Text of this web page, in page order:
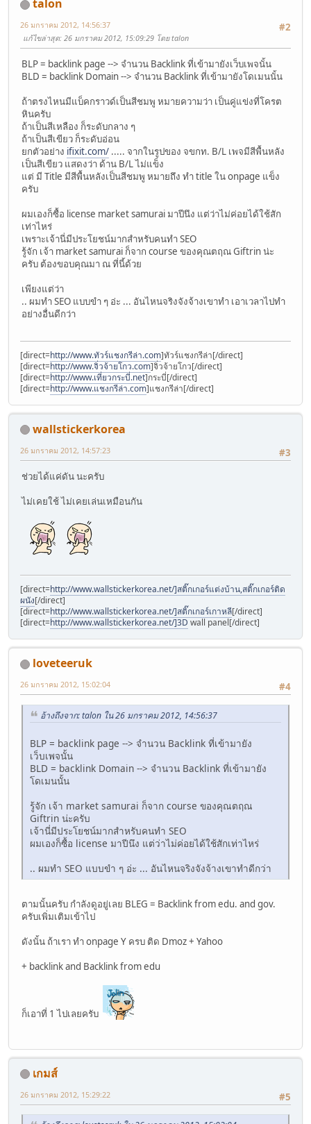
talon
#2
26 มกราคม 2012, 14:56:37
แก้ไขล่าสุด: 26 มกราคม 2012, 15:09:29 โดย talon
BLP = backlink page --> จำนวน Backlink ที่เข้ามายังเว็บเพจนั้น
BLD = backlink Domain --> จำนวน Backlink ที่เข้ามายังโดเมนนั้น
ถ้าตรงไหนมีแบ็คกราวด์เป็นสีชมพู หมายความว่า เป็นคู่แข่งที่โครต
หินครับ
ถ้าเป็นสีเหลือง ก็ระดับกลาง ๆ
ถ้าเป็นสีเขียว ก็ระดับอ่อน
ยกตัวอย่าง ifixit.com/ ..... จากในรูปของ จขกท. B/L เพจมีสีพื้นหลัง
เป็นสีเขียว แสดงว่า ด้าน B/L ไม่แข็ง
แต่ มี Title มีสีพื้นหลังเป็นสีชมพู หมายถึง ทำ title ใน onpage แข็ง
ครับ
ผมเองก็ซื้อ license market samurai มาปีนึง แต่ว่าไม่ค่อยได้ใช้สัก
เท่าไหร่
เพราะเจ้านี่มีประโยชน์มากสำหรับคนทำ SEO
รู้จัก เจ้า market samurai ก็จาก course ของคุณตฤณ Giftrin น่ะ
ครับ ต้องขอบคุณมา ณ ที่นี้ด้วย
เพียงแต่ว่า
.. ผมทำ SEO แบบขำ ๆ อ่ะ ... อันไหนจริงจังจ้างเขาทำ เอาเวลาไปทำ
อย่างอื่นดีกว่า
[direct=http://www.ทัวร์แชงกรีล่า.com]ทัวร์แชงกรีล่า[/direct]
[direct=http://www.จิ่วจ้ายโกว.com]จิ่วจ้ายโกว[/direct]
[direct=http://www.เที่ยวกระบี่.net]กระบี่[/direct]
[direct=http://www.แชงกรีล่า.com]แชงกรีล่า[/direct]
wallstickerkorea
#3
26 มกราคม 2012, 14:57:23
ช่วยได้แค่ดัน นะครับ
ไม่เคยใช้ ไม่เคยเล่นเหมือนกัน
[direct=http://www.wallstickerkorea.net/]สติ๊กเกอร์แต่งบ้าน,สติ๊กเกอร์ติด
ผนัง[/direct]
[direct=http://www.wallstickerkorea.net/]สติ๊กเกอร์เกาหลี[/direct]
[direct=http://www.wallstickerkorea.net/]3D wall panel[/direct]
loveteeruk
#4
26 มกราคม 2012, 15:02:04
อ้างถึงจาก: talon ใน 26 มกราคม 2012, 14:56:37
BLP = backlink page --> จำนวน Backlink ที่เข้ามายัง
เว็บเพจนั้น
BLD = backlink Domain --> จำนวน Backlink ที่เข้ามายัง
โดเมนนั้น
รู้จัก เจ้า market samurai ก็จาก course ของคุณตฤณ
Giftrin น่ะครับ
เจ้านี่มีประโยชน์มากสำหรับคนทำ SEO
ผมเองก็ซื้อ license มาปีนึง แต่ว่าไม่ค่อยได้ใช้สักเท่าไหร่
.. ผมทำ SEO แบบขำ ๆ อ่ะ ... อันไหนจริงจังจ้างเขาทำดีกว่า
ตามนั้นครับ กำลังดูอยู่เลย BLEG = Backlink from edu. and gov.
ครับเพิ่มเติมเข้าไป
ดังนั้น ถ้าเรา ทำ onpage Y ครบ ติด Dmoz + Yahoo
+ backlink and Backlink from edu
ก็เอาที่ 1 ไปเลยครับ
เกมส์
#5
26 มกราคม 2012, 15:29:22